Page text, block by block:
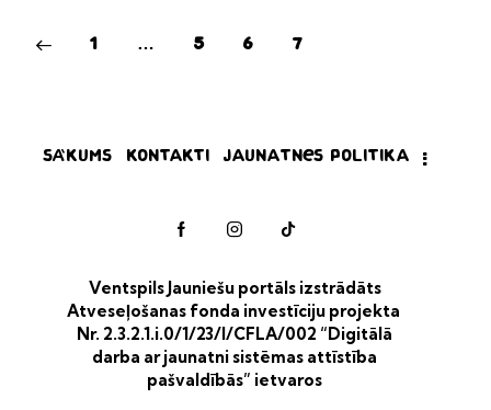
1 … 5 6 7
Sākums Kontakti Jaunatnes politika
Ventspils Jauniešu portāls izstrādāts
Atveseļošanas fonda investīciju projekta
Nr. 2.3.2.1.i.0/1/23/I/CFLA/002 “Digitālā
darba ar jaunatni sistēmas attīstība
pašvaldībās” ietvaros